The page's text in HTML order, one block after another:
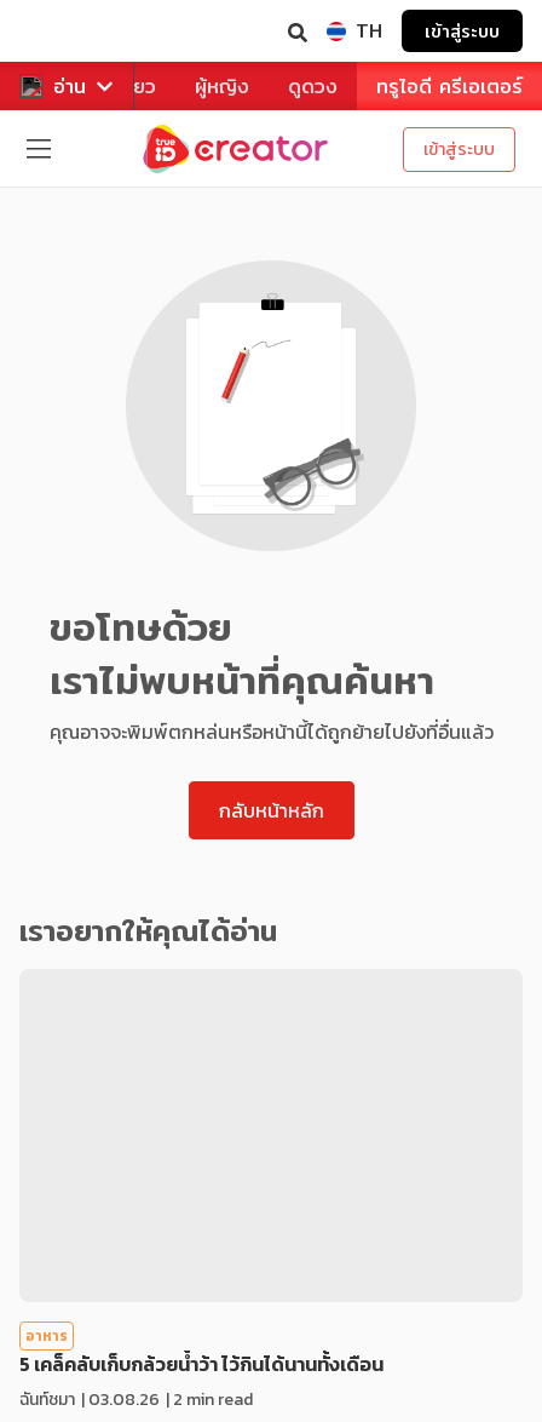
TH เข้าสู่ระบบ
อ่าน
หาร ท่องเที่ยว ผู้หญิง ดูดวง ทรูไอดี ครีเอเตอร์
เข้าสู่ระบบ
ขอโทษด้วย
เราไม่พบหน้าที่คุณค้นหา
คุณอาจจะพิมพ์ตกหล่นหรือหน้านี้ได้ถูกย้ายไปยังที่อื่นแล้ว
กลับหน้าหลัก
เราอยากให้คุณได้อ่าน
อาหาร
5 เคล็คลับเก็บกล้วยน้ำว้า ไว้กินได้นานทั้งเดือน
ฉันท์ชมา |03.08.26 | 2 min read